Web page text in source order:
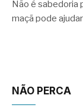
Não é sabedoria
maçã pode
NÃO PERCA